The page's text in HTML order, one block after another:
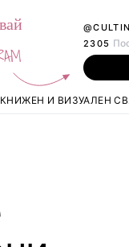
2305
КНИЖЕН И ВИЗУАЛЕН